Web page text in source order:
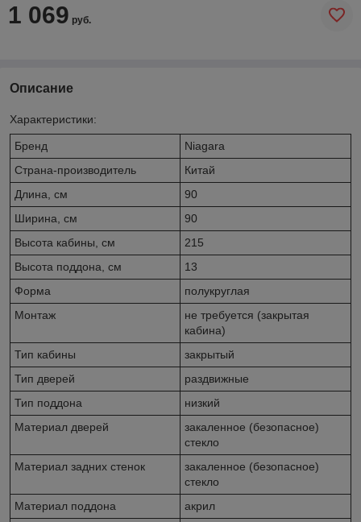
1 069 руб.
Описание
Характеристики:
Бренд
Niagara
Страна-производитель
Китай
Длина, см
90
Ширина, см
90
Высота кабины, см
215
Высота поддона, см
13
Форма
полукруглая
Монтаж
не требуется (закрытая
кабина)
Тип кабины
закрытый
Тип дверей
раздвижные
Тип поддона
низкий
Материал дверей
закаленное (безопасное)
стекло
Материал задних стенок
закаленное (безопасное)
стекло
Материал поддона
акрил